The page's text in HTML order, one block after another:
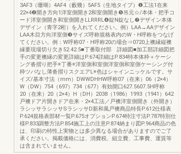
3AF3（珊瑚）4AF4（藪幾）5AF5（生地タイプ）❶工法1在来
22×4❷開き方向1洋室側開き2和室側開き❺吊元☆/本体・把手コ
ード洋室側開き和室側開きLLRRRL❹錠N錠なし❼デザイン本体
デザイン（青字2桁）を入れてください。例）LAA→AAデザイン
LAA木目方向洋室側❸サイズ呼称規格表内のW・H呼称をつなげ
てください。例：W呼称07・H呼称20の場合⇒0720上襖縁縦襖
縁要現場切り欠き52.42.5■丁番取付部 詳細図■加工部詳細図把
手の変更襖縁の変更詳細はP.674詳細はP.834特本体枠＋ケーシ
ング沓摺り把手※丁番※洋室側和室側洋室側和室側ケーシング付
枠ツバなし薄沓摺りスクエアL※色はシャインニッケルです。サ
イズ/基本寸法（mm）DWWDHHW呼称07（在来）06（2×4）
W（DW）754（697）734（677）有効開口627.5607.5H呼称
20（在来）20（2×4）H（DH）2038（1986）1993（1941）642
戸襖ドア片開きドア在来・2×4工法／戸襖洋室側開き（外開き）
ラシッサラシッサSラシッサD新和風戸襖商品特長P.612仕様表
P.624規格表部材一覧P.675オプションP.674特注寸法P.787特別仕
様P.833調整方法P.854施工上の注意P.874納まり図P.964商品の色
は、印刷の特性上実物とは多少異なる場合がありますのでご了
承ください。掲載価格には、消費税、組立費、工事費、運賃等
は含まれていません。